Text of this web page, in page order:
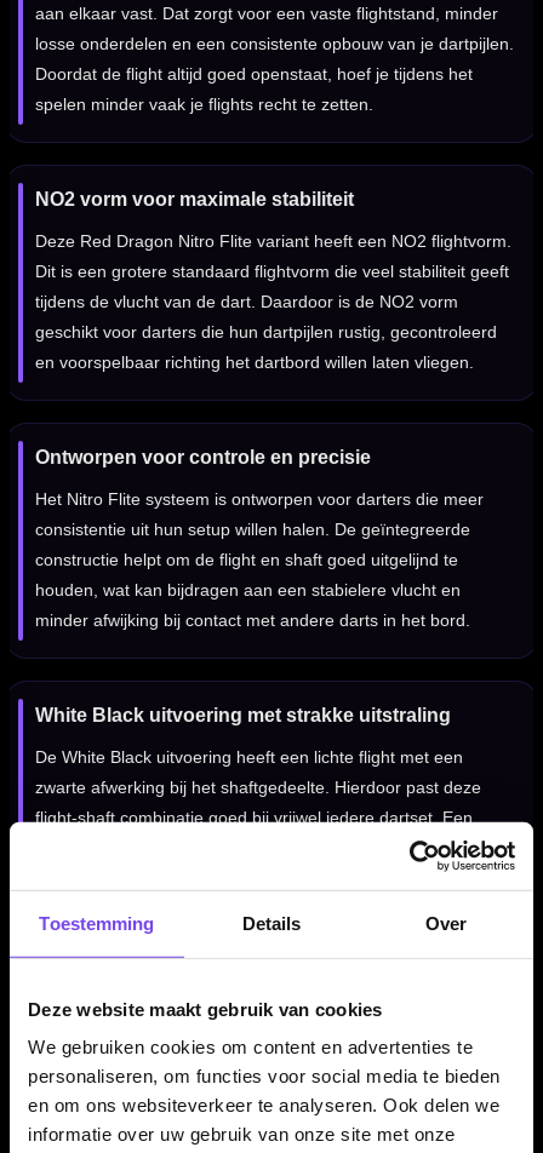
Toestemming Details Over
Deze website maakt gebruik van cookies
We gebruiken cookies om content en advertenties te
personaliseren, om functies voor social media te bieden
en om ons websiteverkeer te analyseren. Ook delen we
informatie over uw gebruik van onze site met onze
aan elkaar vast. Dat zorgt voor een vaste flightstand, minder
losse onderdelen en een consistente opbouw van je dartpijlen.
Doordat de flight altijd goed openstaat, hoef je tijdens het
spelen minder vaak je flights recht te zetten.
NO2 vorm voor maximale stabiliteit
Deze Red Dragon Nitro Flite variant heeft een NO2 flightvorm.
Dit is een grotere standaard flightvorm die veel stabiliteit geeft
tijdens de vlucht van de dart. Daardoor is de NO2 vorm
geschikt voor darters die hun dartpijlen rustig, gecontroleerd
en voorspelbaar richting het dartbord willen laten vliegen.
Ontworpen voor controle en precisie
Het Nitro Flite systeem is ontworpen voor darters die meer
consistentie uit hun setup willen halen. De geïntegreerde
constructie helpt om de flight en shaft goed uitgelijnd te
houden, wat kan bijdragen aan een stabielere vlucht en
minder afwijking bij contact met andere darts in het bord.
White Black uitvoering met strakke uitstraling
De White Black uitvoering heeft een lichte flight met een
zwarte afwerking bij het shaftgedeelte. Hierdoor past deze
flight-shaft combinatie goed bij vrijwel iedere dartset. Een
mooie keuze voor darters die een cleane, moderne look willen
combineren met het gemak van een alles-in-één systeem.
De Red Dragon Nitro Flite System NO2 White Black wordt
geleverd per set van drie stuks. Daarmee heb je direct genoeg
voor één complete set dartpijlen. Ideaal wanneer je wilt
overstappen op een geïntegreerd flight-shaft systeem waarbij